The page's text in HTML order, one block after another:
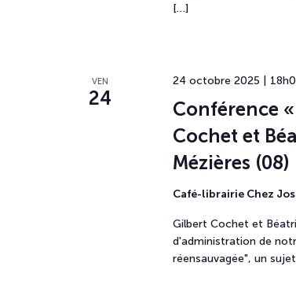
[…]
VEN
24
Conférence
Cochet et
Mézières (08)
24 octobre 2025 |
Café-librairie Chez
Gilbert Cochet et
d'administration de
réensauvagée", un